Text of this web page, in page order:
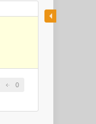
0